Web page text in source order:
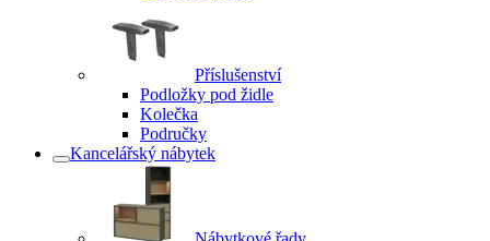
Příslušenství
Podložky pod židle
Kolečka
Područky
Kancelářský nábytek